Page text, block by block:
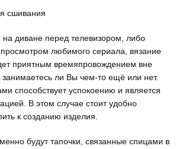
сшивания
на диване перед телевизором, либо
любимого сериала, вязание
приятным времяпровождением вне
занимаетесь ли Вы чем-то ещё или нет.
способствует успокоению и является
В этом случае стоит удобно
к созданию изделия.
будут тапочки, связанные спицами в